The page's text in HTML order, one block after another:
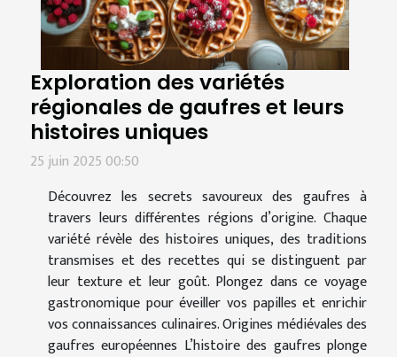
Exploration des variétés
régionales de gaufres et leurs
histoires uniques
25 juin 2025 00:50
Découvrez les secrets savoureux des gaufres à
travers leurs différentes régions d’origine. Chaque
variété révèle des histoires uniques, des traditions
transmises et des recettes qui se distinguent par
leur texture et leur goût. Plongez dans ce voyage
gastronomique pour éveiller vos papilles et enrichir
vos connaissances culinaires. Origines médiévales des
gaufres européennes L’histoire des gaufres plonge